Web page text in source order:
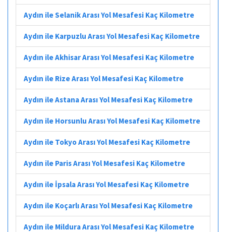
Aydın ile Selanik Arası Yol Mesafesi Kaç Kilometre
Aydın ile Karpuzlu Arası Yol Mesafesi Kaç Kilometre
Aydın ile Akhisar Arası Yol Mesafesi Kaç Kilometre
Aydın ile Rize Arası Yol Mesafesi Kaç Kilometre
Aydın ile Astana Arası Yol Mesafesi Kaç Kilometre
Aydın ile Horsunlu Arası Yol Mesafesi Kaç Kilometre
Aydın ile Tokyo Arası Yol Mesafesi Kaç Kilometre
Aydın ile Paris Arası Yol Mesafesi Kaç Kilometre
Aydın ile İpsala Arası Yol Mesafesi Kaç Kilometre
Aydın ile Koçarlı Arası Yol Mesafesi Kaç Kilometre
Aydın ile Mildura Arası Yol Mesafesi Kaç Kilometre